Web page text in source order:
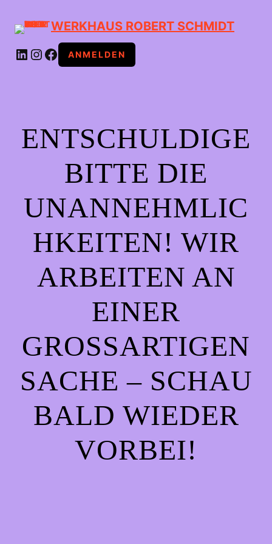
WERKHAUS ROBERT SCHMIDT
LINKEDIN INSTAGRAMFACEBOOK ANMELDEN
ENTSCHULDIGE
BITTE DIE
UNANNEHMLIC
HKEITEN! WIR
ARBEITEN AN
EINER
GROSSARTIGEN S
ACHE – SCHAU B
ALD WIEDER V
ORBEI!